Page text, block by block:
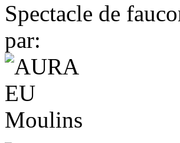
Spectacle de
par: